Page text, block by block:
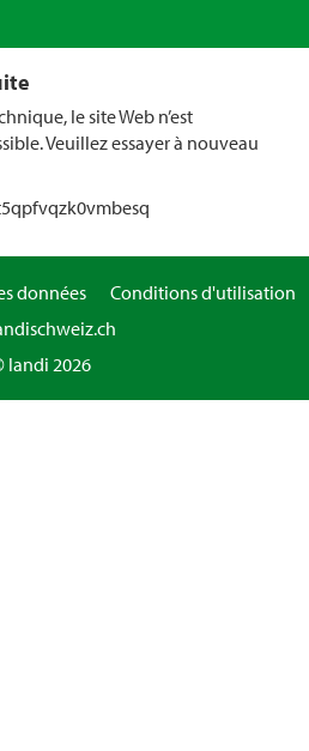
le site Web n’est
Veuillez essayer à nouveau
données
Conditions d'utilisation
landi 2026